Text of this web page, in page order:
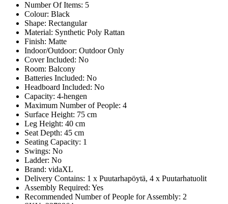
Number Of Items: 5
Colour: Black
Shape: Rectangular
Material: Synthetic Poly Rattan
Finish: Matte
Indoor/Outdoor: Outdoor Only
Cover Included: No
Room: Balcony
Batteries Included: No
Headboard Included: No
Capacity: 4-hengen
Maximum Number of People: 4
Surface Height: 75 cm
Leg Height: 40 cm
Seat Depth: 45 cm
Seating Capacity: 1
Swings: No
Ladder: No
Brand: vidaXL
Delivery Contains: 1 x Puutarhapöytä, 4 x Puutarhatuolit
Assembly Required: Yes
Recommended Number of People for Assembly: 2